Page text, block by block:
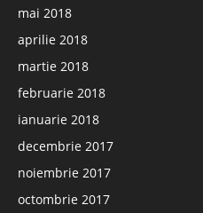
mai 2018
aprilie 2018
martie 2018
februarie 2018
ianuarie 2018
decembrie 2017
noiembrie 2017
octombrie 2017